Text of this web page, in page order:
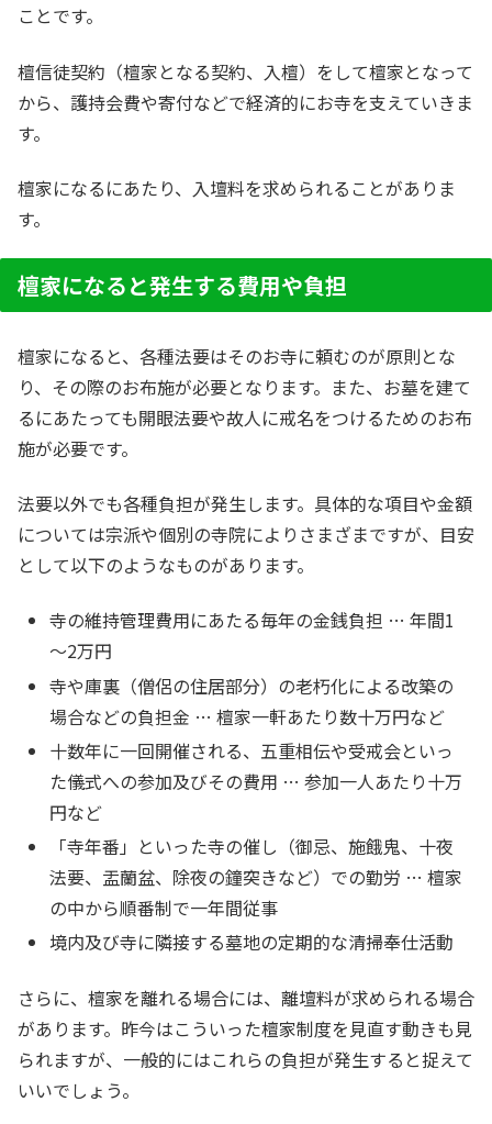
ことです。
檀信徒契約（檀家となる契約、入檀）をして檀家となって
から、護持会費や寄付などで経済的にお寺を支えていきま
す。
檀家になるにあたり、入壇料を求められることがありま
す。
檀家になると発生する費用や負担
檀家になると、各種法要はそのお寺に頼むのが原則とな
り、その際のお布施が必要となります。また、お墓を建て
るにあたっても開眼法要や故人に戒名をつけるためのお布
施が必要です。
法要以外でも各種負担が発生します。具体的な項目や金額
については宗派や個別の寺院によりさまざまですが、目安
として以下のようなものがあります。
寺の維持管理費用にあたる毎年の金銭負担 … 年間1
～2万円
寺や庫裏（僧侶の住居部分）の老朽化による改築の
場合などの負担金 … 檀家一軒あたり数十万円など
十数年に一回開催される、五重相伝や受戒会といっ
た儀式への参加及びその費用 … 参加一人あたり十万
円など
「寺年番」といった寺の催し（御忌、施餓鬼、十夜
法要、盂蘭盆、除夜の鐘突きなど）での勤労 … 檀家
の中から順番制で一年間従事
境内及び寺に隣接する墓地の定期的な清掃奉仕活動
さらに、檀家を離れる場合には、離壇料が求められる場合
があります。昨今はこういった檀家制度を見直す動きも見
られますが、一般的にはこれらの負担が発生すると捉えて
いいでしょう。